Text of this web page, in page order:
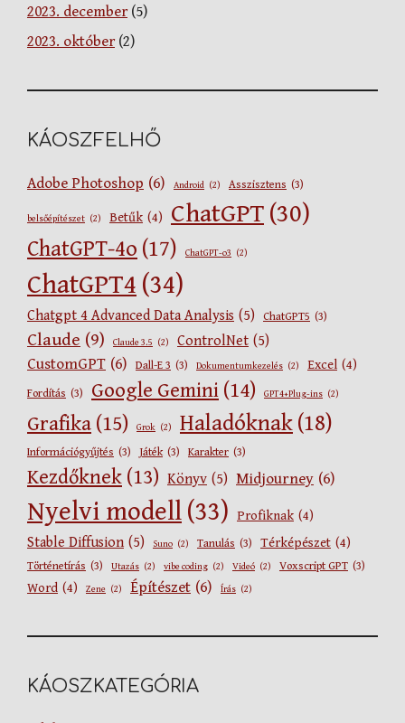
2023. december(5)
2023. október(2)
KÁOSZFELHŐ
Adobe Photoshop (6) Android (2) Asszisztens (3)
belsőépítészet (2) Betűk (4) ChatGPT (30)
ChatGPT-4o (17) ChatGPT-o3 (2)
ChatGPT4 (34)
Chatgpt 4 Advanced Data Analysis (5) ChatGPT5 (3)
Claude (9) Claude 3.5 (2) ControlNet (5)
CustomGPT (6) Dall-E 3 (3) Dokumentumkezelés (2) Excel (4)
Fordítás (3) Google Gemini (14) GPT4+Plug-ins (2)
Grafika (15) Grok (2) Haladóknak (18)
Információgyűjtés (3) Játék (3) Karakter (3)
Kezdőknek (13) Könyv (5) Midjourney (6)
Nyelvi modell (33) Profiknak (4)
Stable Diffusion (5) Suno (2) Tanulás (3) Térképészet (4)
Történetírás (3) Utazás (2) vibe coding (2) Videó (2) Voxscript GPT (3)
Word (4) Zene (2) Építészet (6) Írás (2)
KÁOSZKATEGÓRIA